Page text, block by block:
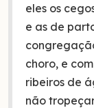
eles os
e as de
choro, e
ribeiros de
não